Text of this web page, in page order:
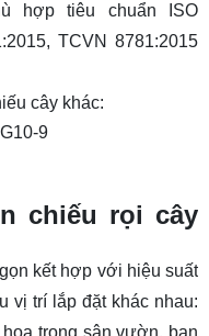
hợp tiêu chuẩn ISO
TCVN 8781:2015
cây khác:
9
chiếu rọi cây
kết hợp với hiệu suất
vị trí lắp đặt khác nhau: